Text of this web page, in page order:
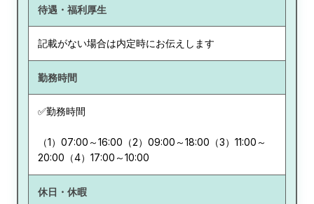
待遇・福利厚生
記載がない場合は内定時にお伝えします
勤務時間
✅勤務時間
（1）07:00～16:00（2）09:00～18:00（3）11:00～
20:00（4）17:00～10:00
休日・休暇